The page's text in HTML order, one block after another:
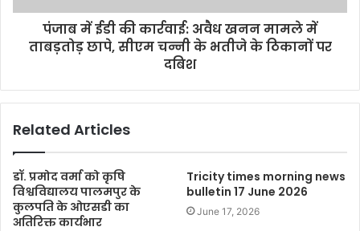
पंजाब में ईडी की कार्रवाई: अवैध खनन मामले में
ताबड़तोड़ छापे, सीएम चन्नी के भतीजे के ठिकानों पर
दबिश
Related Articles
डॉ. प्रमोद वर्मा को कृषि
विश्वविद्यालय पालमपुर के
कुलपति के ओएसडी का
अतिरिक्त कार्यभार
Tricity times morning news
bulletin 17 June 2026
June 17, 2026